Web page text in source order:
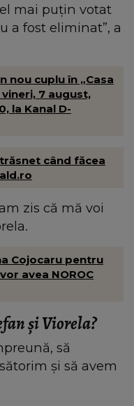
mai puțin votat
a fost eliminat”, a
nou cuplu în „Casa
7 august,
la Kanal D-
când făcea
zis că mă voi
Cojocaru pentru
avea NOROC
și Viorela?
să
și să avem